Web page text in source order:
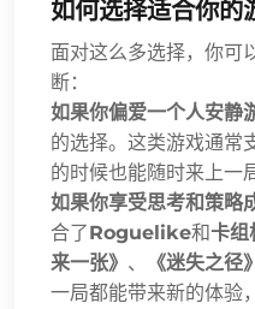
如何选择适合你的
面对这么多选择，你可
断：
如果你偏爱一个人安静
的选择。这类游戏通常
的时候也能随时来上一
如果你享受思考和策略
合了Roguelike和卡组
来一张》 、 《迷失之径》
一局都能带来新的体验